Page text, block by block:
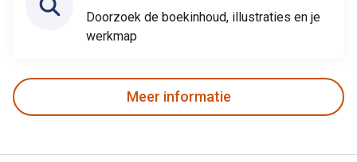
Doorzoek de boekinhoud, illustraties en je
werkmap
Meer informatie